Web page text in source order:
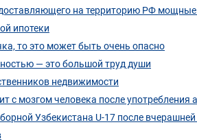
на территорию РФ
ипотеки
то это может быть очень опасно
— это большой труд души
недвижимости
с мозгом человека после употребления
Узбекистана U-17 после